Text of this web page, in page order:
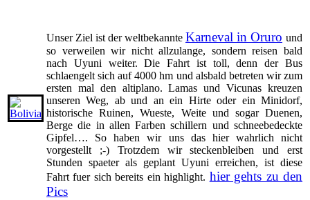
Unser Ziel ist der weltbekannte Karneval in Oruro und
so verweilen wir nicht allzulange, sondern reisen bald
nach Uyuni weiter. Die Fahrt ist toll, denn der Bus
schlaengelt sich auf 4000 hm und alsbald betreten wir zum
ersten mal den altiplano. Lamas und Vicunas kreuzen
unseren Weg, ab und an ein Hirte oder ein Minidorf,
historische Ruinen, Wueste, Weite und sogar Duenen,
Berge die in allen Farben schillern und schneebedeckte
Gipfel…. So haben wir uns das hier wahrlich nicht
vorgestellt ;-) Trotzdem wir steckenbleiben und erst
Stunden spaeter als geplant Uyuni erreichen, ist diese
Fahrt fuer sich bereits ein highlight. hier gehts zu den
Pics